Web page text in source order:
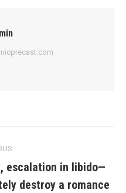
escalation in libido—
destroy a romance